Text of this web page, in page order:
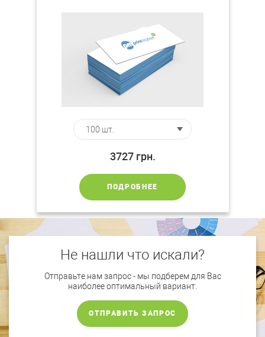
3727 грн.
ПОДРОБНЕЕ
Не нашли что искали?
Отправьте нам запрос - мы подберем для Вас
наиболее оптимальный вариант.
ОТПРАВИТЬ ЗАПРОС